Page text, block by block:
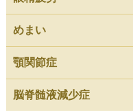
めまい
顎関節症
脳脊髄液減少症